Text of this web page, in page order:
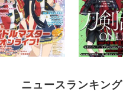
ニュースランキング